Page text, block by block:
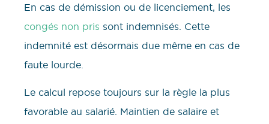
En cas de démission ou de licenciement, les
congés non pris sont indemnisés. Cette
indemnité est désormais due même en cas de
faute lourde.
Le calcul repose toujours sur la règle la plus
favorable au salarié. Maintien de salaire et